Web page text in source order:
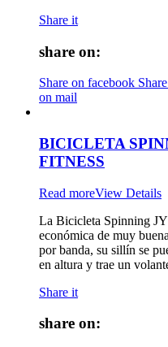
Share it
share on:
Share on facebook
on mail
BICICLETA
FITNESS
Read moreView Details
La Bicicleta Spinning
económica de muy
por banda, su sillín se
en altura y trae un
Share it
share on: